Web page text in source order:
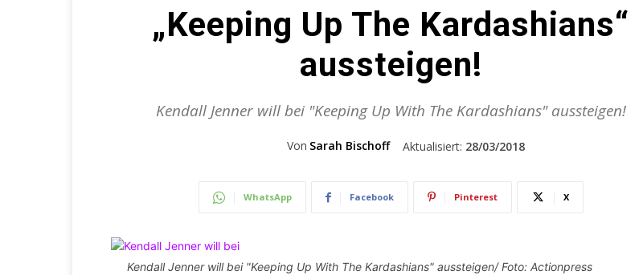
„Keeping Up The Kardashians“
aussteigen!
Kendall Jenner will bei "Keeping Up With The Kardashians" aussteigen!
Von Sarah Bischoff Aktualisiert: 28/03/2018
WhatsApp Facebook Pinterest X
Kendall Jenner will bei "Keeping Up With The Kardashians" aussteigen/ Foto: Actionpress